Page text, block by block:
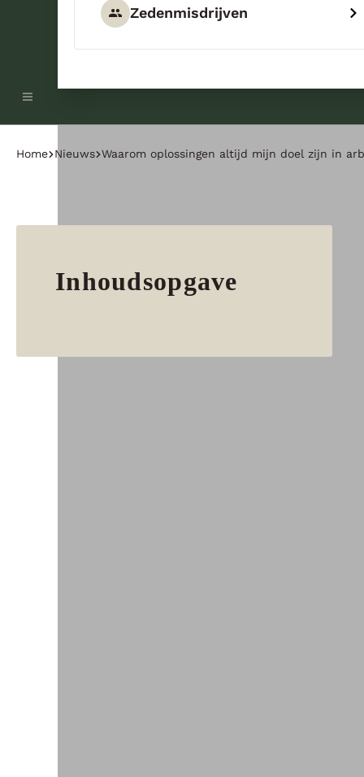
Zedenmisdrijven
Home Nieuws Waarom oplossingen altijd mijn doel zijn in
Inhoudsopgave